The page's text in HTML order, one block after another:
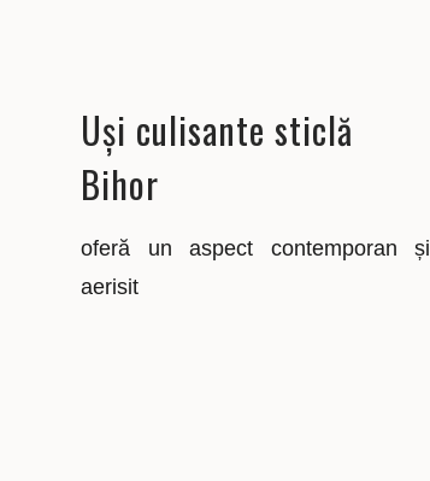
Uși culisante sticlă
Bihor
oferă un aspect contemporan și
aerisit